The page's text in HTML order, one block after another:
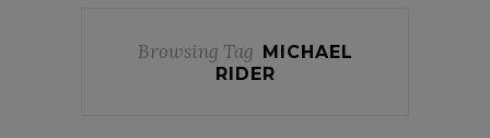
Browsing Tag MICHAEL
RIDER